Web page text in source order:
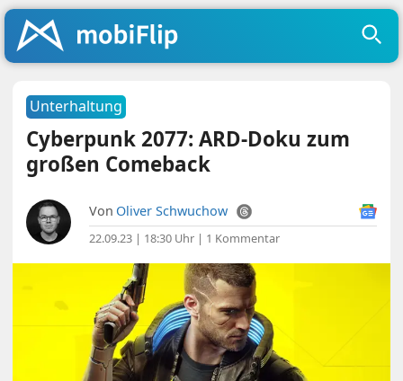
Unterhaltung
Cyberpunk 2077: ARD-Doku zum
großen Comeback
Von Oliver Schwuchow
22.09.23 | 18:30 Uhr | 1 Kommentar